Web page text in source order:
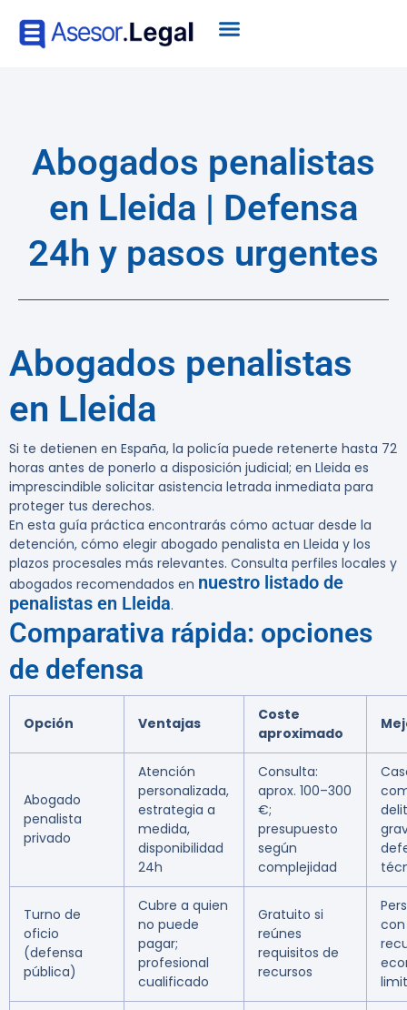
Abogados penalistas
en Lleida | Defensa
24h y pasos urgentes
Abogados penalistas
en Lleida
Si te detienen en España, la policía puede retenerte hasta 72
horas antes de ponerlo a disposición judicial; en Lleida es
imprescindible solicitar asistencia letrada inmediata para
proteger tus derechos.
En esta guía práctica encontrarás cómo actuar desde la
detención, cómo elegir abogado penalista en Lleida y los
plazos procesales más relevantes. Consulta perfiles locales y
abogados recomendados en nuestro listado de
penalistas en Lleida.
Comparativa rápida: opciones
de defensa
Opción Ventajas
Coste
aproximado
Abogado
penalista
privado
Atención
personalizada,
estrategia a
medida,
disponibilidad
24h
Consulta:
aprox. 100–300
€;
presupuesto
según
complejidad
Turno de
oficio
(defensa
pública)
Cubre a quien
no puede
pagar;
profesional
cualificado
Gratuito si
reúnes
requisitos de
recursos
con